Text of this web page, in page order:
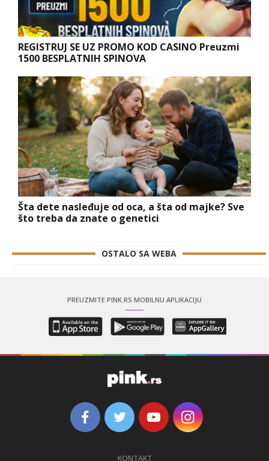
REGISTRUJ SE UZ PROMO KOD CASINO Preuzmi
1500 BESPLATNIH SPINOVA
Šta dete nasleđuje od oca, a šta od majke? Sve
što treba da znate o genetici
OSTALO SA WEBA
PREUZMITE PINK.RS MOBILNU APLIKACIJU
KONTAKT